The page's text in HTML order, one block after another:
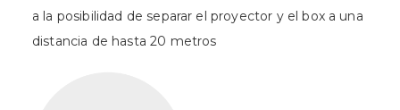
a la posibilidad de separar el proyector y el box a una
distancia de hasta 20 metros